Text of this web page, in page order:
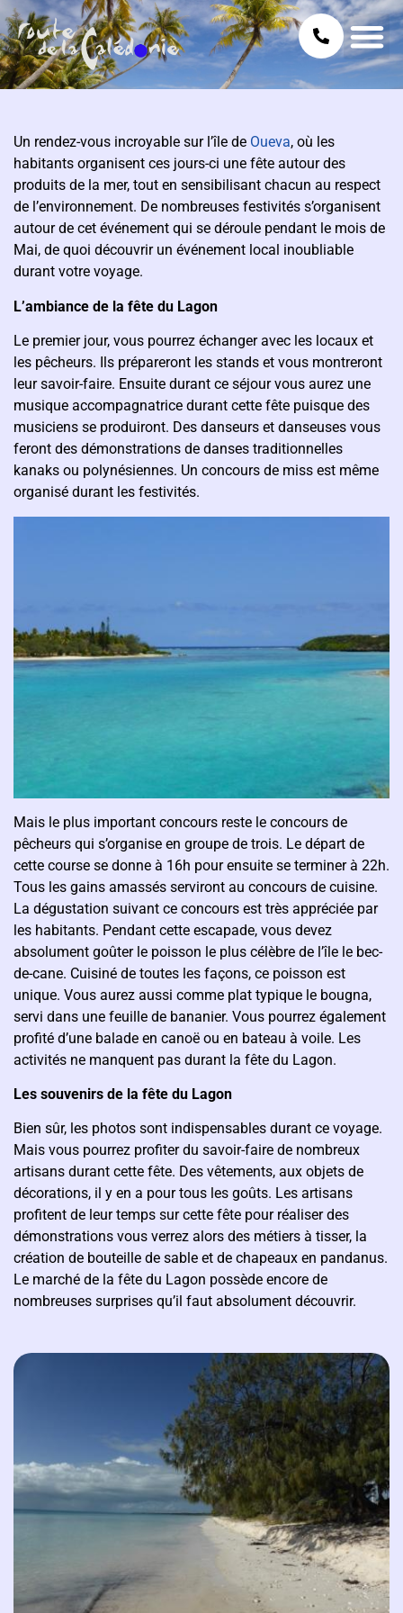
Un rendez-vous incroyable sur l’île de Oueva, où les
habitants organisent ces jours-ci une fête autour des
produits de la mer, tout en sensibilisant chacun au respect
de l’environnement. De nombreuses festivités s’organisent
autour de cet événement qui se déroule pendant le mois de
Mai, de quoi découvrir un événement local inoubliable
durant votre voyage.
L’ambiance de la fête du Lagon
Le premier jour, vous pourrez échanger avec les locaux et
les pêcheurs. Ils prépareront les stands et vous montreront
leur savoir-faire. Ensuite durant ce séjour vous aurez une
musique accompagnatrice durant cette fête puisque des
musiciens se produiront. Des danseurs et danseuses vous
feront des démonstrations de danses traditionnelles
kanaks ou polynésiennes. Un concours de miss est même
organisé durant les festivités.
Mais le plus important concours reste le concours de
pêcheurs qui s’organise en groupe de trois. Le départ de
cette course se donne à 16h pour ensuite se terminer à 22h.
Tous les gains amassés serviront au concours de cuisine.
La dégustation suivant ce concours est très appréciée par
les habitants. Pendant cette escapade, vous devez
absolument goûter le poisson le plus célèbre de l’île le bec-
de-cane. Cuisiné de toutes les façons, ce poisson est
unique. Vous aurez aussi comme plat typique le bougna,
servi dans une feuille de bananier. Vous pourrez également
profité d’une balade en canoë ou en bateau à voile. Les
activités ne manquent pas durant la fête du Lagon.
Les souvenirs de la fête du Lagon
Bien sûr, les photos sont indispensables durant ce voyage.
Mais vous pourrez profiter du savoir-faire de nombreux
artisans durant cette fête. Des vêtements, aux objets de
décorations, il y en a pour tous les goûts. Les artisans
profitent de leur temps sur cette fête pour réaliser des
démonstrations vous verrez alors des métiers à tisser, la
création de bouteille de sable et de chapeaux en pandanus.
Le marché de la fête du Lagon possède encore de
nombreuses surprises qu’il faut absolument découvrir.